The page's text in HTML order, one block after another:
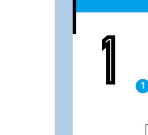
DAY 081 You didn’t come
DAY 082 Let me sleep on it
DAY 085 Let’s take a walk
DAY 086 Thanks for the tip
DAY 087 Keep your voice
DAY 088 I got a lecture 나